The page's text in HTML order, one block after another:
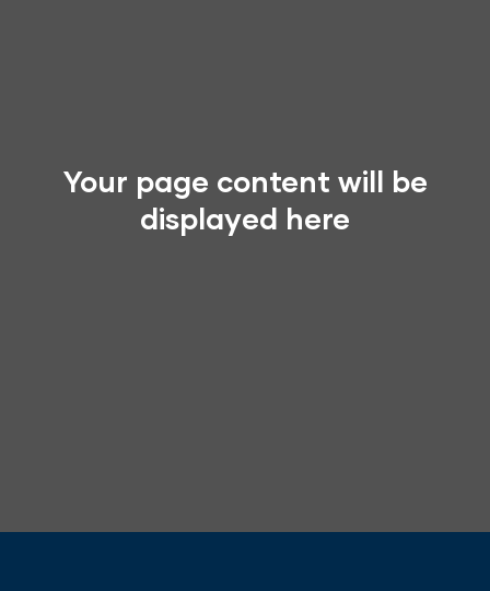
Your page content will be
displayed here